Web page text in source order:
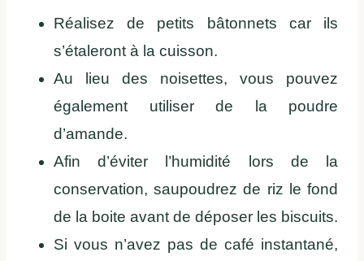
Réalisez de petits bâtonnets car ils
s’étaleront à la cuisson.
Au lieu des noisettes, vous pouvez
également utiliser de la poudre
d’amande.
Afin d’éviter l’humidité lors de la
conservation, saupoudrez de riz le fond
de la boite avant de déposer les biscuits.
Si vous n’avez pas de café instantané,